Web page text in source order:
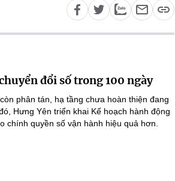
đổi số trong 100 ngày
phân tán, hạ tầng chưa hoàn thiện đang
Hưng Yên triển khai Kế hoạch hành động
chính quyền số vận hành hiệu quả hơn.